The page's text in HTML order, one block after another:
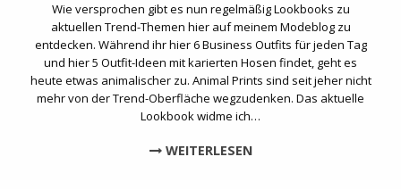
Wie versprochen gibt es nun regelmäßig Lookbooks zu
aktuellen Trend-Themen hier auf meinem Modeblog zu
entdecken. Während ihr hier 6 Business Outfits für jeden Tag
und hier 5 Outfit-Ideen mit karierten Hosen findet, geht es
heute etwas animalischer zu. Animal Prints sind seit jeher nicht
mehr von der Trend-Oberfläche wegzudenken. Das aktuelle
Lookbook widme ich…
WEITERLESEN